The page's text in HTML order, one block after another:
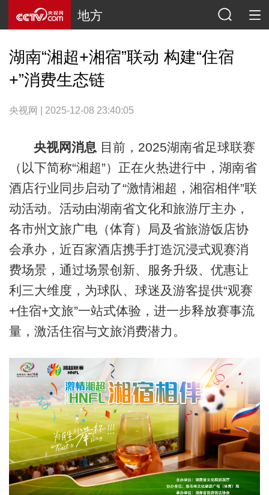
地方
湖南“湘超+湘宿”联动 构建“住宿
+”消费生态链
央视网 | 2025-12-08 23:40:05
央视网消息 目前，2025湖南省足球联赛
（以下简称“湘超”）正在火热进行中，湖南省
酒店行业同步启动了“激情湘超，湘宿相伴”联
动活动。活动由湖南省文化和旅游厅主办，
各市州文旅广电（体育）局及省旅游饭店协
会承办，近百家酒店携手打造沉浸式观赛消
费场景，通过场景创新、服务升级、优惠让
利三大维度，为球队、球迷及游客提供“观赛
+住宿+文旅”一站式体验，进一步释放赛事流
量，激活住宿与文旅消费潜力。